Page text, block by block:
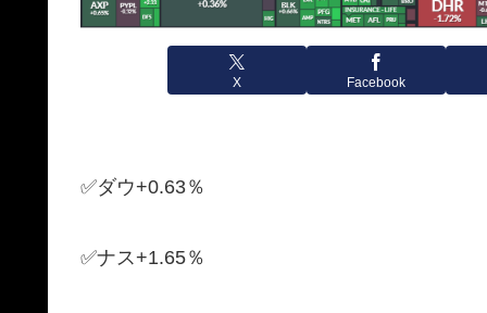
X Facebook
✅ダウ+0.63％
✅ナス+1.65％